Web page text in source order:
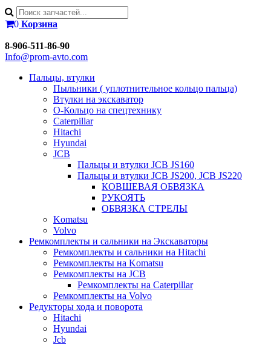
0 Корзина
8-906-511-86-90
Info@prom-avto.com
Пальцы, втулки
Пыльники ( уплотнительное кольцо пальца)
Втулки на экскаватор
О-Кольцо на спецтехнику
Caterpillar
Hitachi
Hyundai
JCB
Пальцы и втулки JCB JS160
Пальцы и втулки JCB JS200, JCB JS220
КОВШЕВАЯ ОБВЯЗКА
РУКОЯТЬ
ОБВЯЗКА СТРЕЛЫ
Komatsu
Volvo
Ремкомплекты и сальники на Экскаваторы
Ремкомплекты и сальники на Hitachi
Ремкомплекты на Komatsu
Ремкомплекты на JCB
Ремкомплекты на Caterpillar
Ремкомплекты на Volvo
Редукторы хода и поворота
Hitachi
Hyundai
Jcb